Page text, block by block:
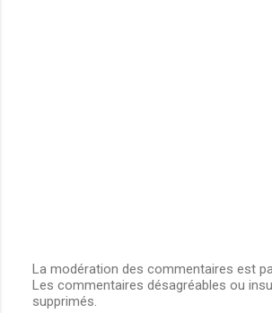
E
n
La modération des commentaires est
Les commentaires désagréables ou
supprimés.